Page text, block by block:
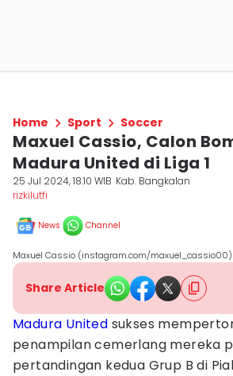
Home Sport Soccer
Maxuel Cassio, Calon
Madura United di Liga 1
25 Jul 2024, 18:10 WIB Kab. Bangkalan
rizkilutfi
News Channel
Maxuel Cassio (instagram.com/maxuel_cassio00)
Share Article
Madura United sukses
penampilan cemerlang mereka
pertandingan kedua Grup B di